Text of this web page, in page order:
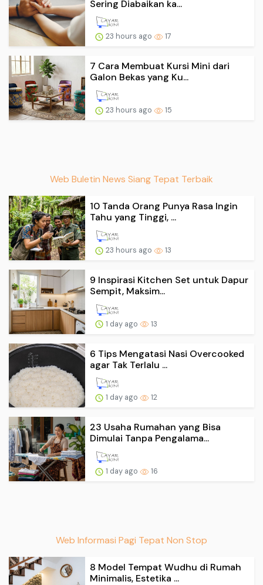
Sering Diabaikan ka...
23 hours ago 17
7 Cara Membuat Kursi Mini dari
Galon Bekas yang Ku...
23 hours ago 15
Web Buletin News Siang Tepat Terbaik
10 Tanda Orang Punya Rasa Ingin
Tahu yang Tinggi, ...
23 hours ago 13
9 Inspirasi Kitchen Set untuk Dapur
Sempit, Maksim...
1 day ago 13
6 Tips Mengatasi Nasi Overcooked
agar Tak Terlalu ...
1 day ago 12
23 Usaha Rumahan yang Bisa
Dimulai Tanpa Pengalama...
1 day ago 16
Web Informasi Pagi Tepat Non Stop
8 Model Tempat Wudhu di Rumah
Minimalis, Estetika ...